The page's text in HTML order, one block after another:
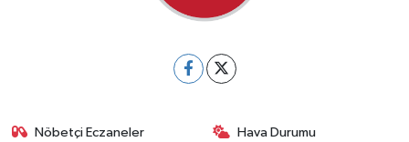
Nöbetçi Eczaneler Hava Durumu